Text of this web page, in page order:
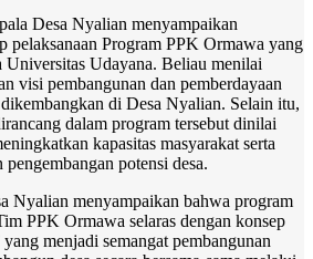
Desa Nyalian menyampaikan
pelaksanaan Program PPK Ormawa yang
Universitas Udayana. Beliau menilai
visi pembangunan dan pemberdayaan
di Desa Nyalian. Selain itu,
dalam program tersebut dinilai
kapasitas masyarakat serta
potensi desa.
Nyalian menyampaikan bahwa program
PPK Ormawa selaras dengan konsep
menjadi semangat pembangunan